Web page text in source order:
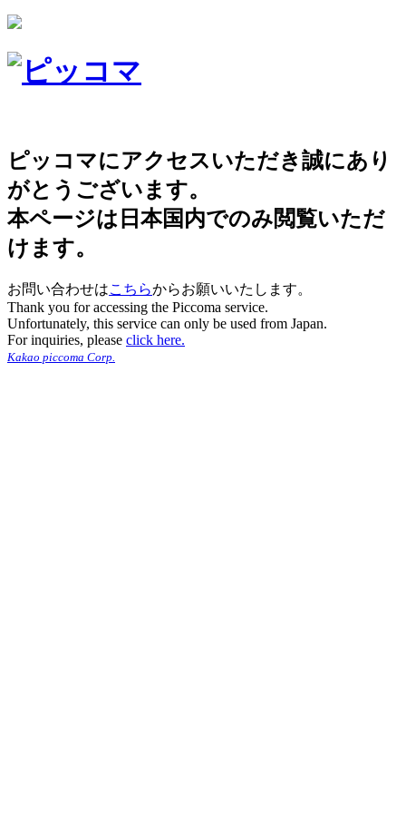
ピッコマにアクセスいただき誠にあり
がとうございます。
本ページは日本国内でのみ閲覧いただ
けます。
お問い合わせはこちらからお願いいたします。
Thank you for accessing the Piccoma service.
Unfortunately, this service can only be used from Japan.
For inquiries, please click here.
Kakao piccoma Corp.